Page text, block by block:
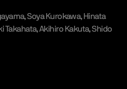
Soya Kurokawa Hinata
TakahataAkihiro KakutaShido